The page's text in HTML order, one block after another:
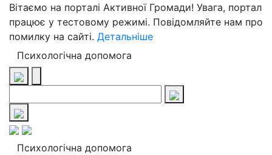
Вітаємо на порталі Активної Громади! Увага, портал
працює у тестовому режимі. Повідомляйте нам про
помилку на сайті. Детальніше
Психологічна допомога
Психологічна допомога